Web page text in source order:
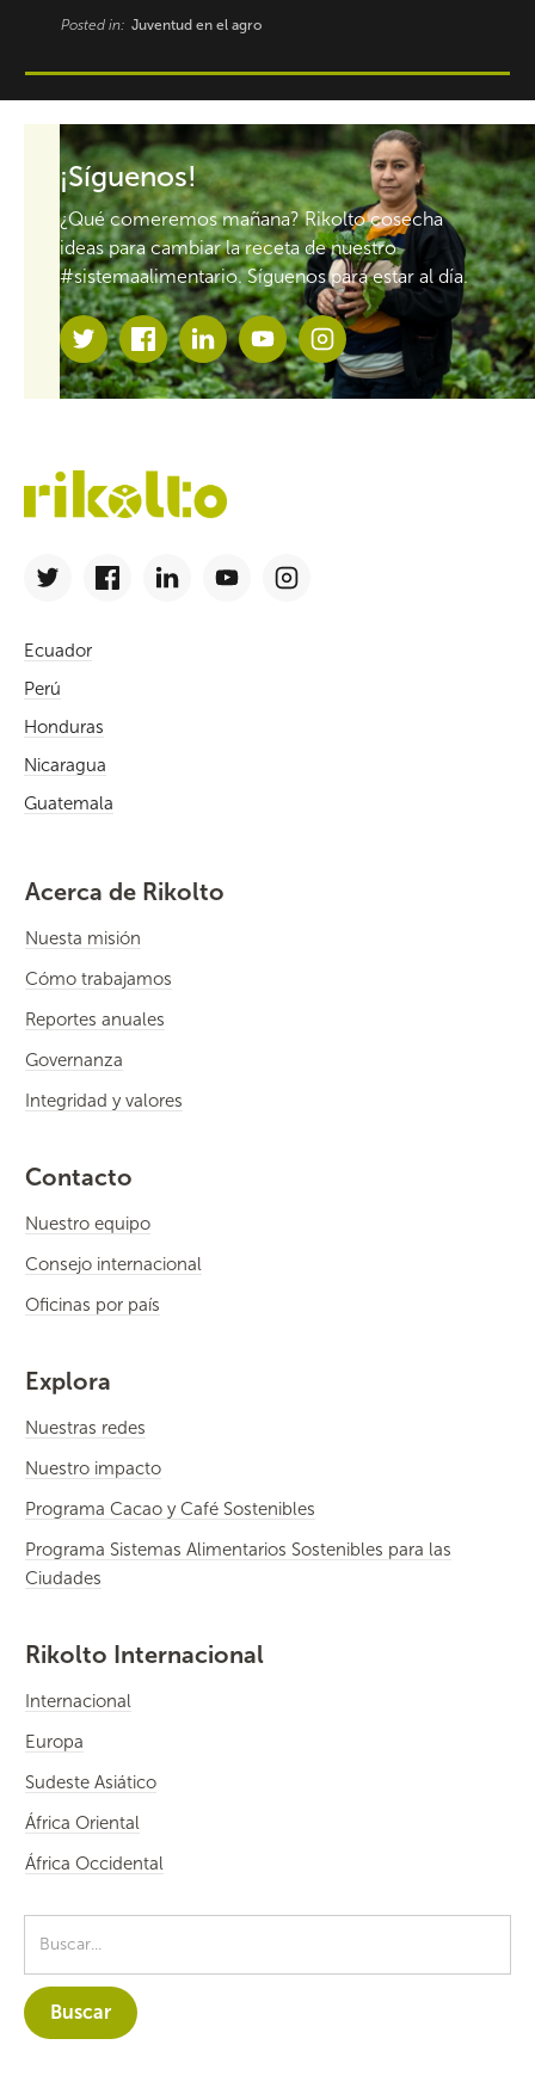
Posted in: Juventud en el agro
¡Síguenos!
¿Qué comeremos mañana? Rikolto cosecha
ideas para cambiar la receta de nuestro
#sistemaalimentario. Síguenos para estar al día.
Ecuador
Perú
Honduras
Nicaragua
Guatemala
Acerca de Rikolto
Nuesta misión
Cómo trabajamos
Reportes anuales
Governanza
Integridad y valores
Contacto
Nuestro equipo
Consejo internacional
Oficinas por país
Explora
Nuestras redes
Nuestro impacto
Programa Cacao y Café Sostenibles
Programa Sistemas Alimentarios Sostenibles para las
Ciudades
Rikolto Internacional
Internacional
Europa
Sudeste Asiático
África Oriental
África Occidental